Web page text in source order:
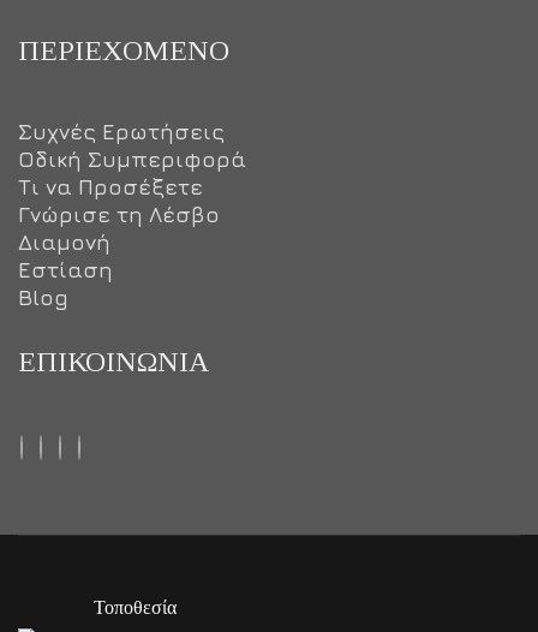
ΠΕΡΙΕΧΌΜΕΝΟ
Συχνές Ερωτήσεις
Οδική Συμπεριφορά
Τι να Προσέξετε
Γνώρισε τη Λέσβο
Διαμονή
Εστίαση
Blog
ΕΠΙΚΟΙΝΩΝΊΑ
Τοποθεσία